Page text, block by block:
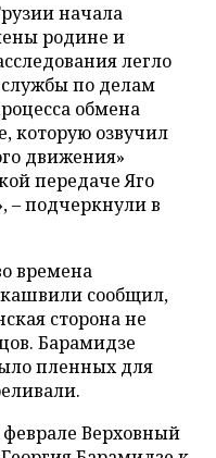
начала
родине и
легло
службы по делам
обмена
которую озвучил
движения»
передаче Яго
– подчеркнули в
времена
сообщил,
сторона не
Барамидзе
пленных для
Верховный